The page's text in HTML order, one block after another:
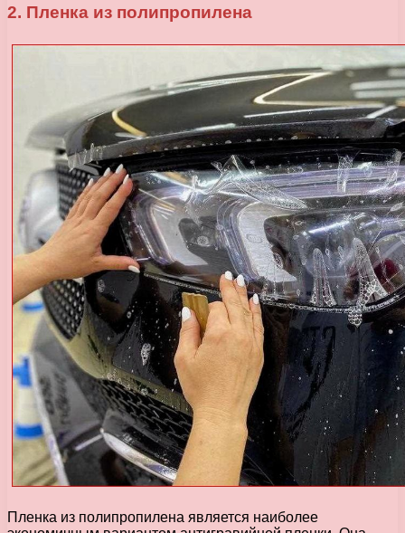
2. Пленка из полипропилена
Пленка из полипропилена является наиболее